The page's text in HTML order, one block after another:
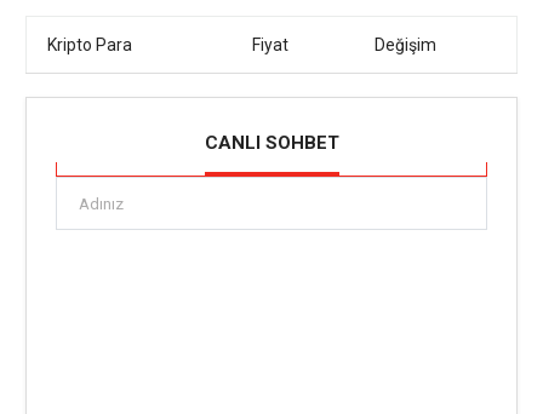
Kripto Para Fiyat Değişim
CANLI SOHBET